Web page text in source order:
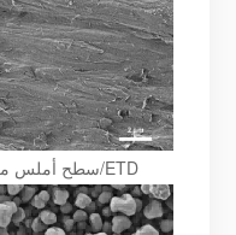
سطح أملس من رقائق النحاس/2 كيلو فولت/ETD